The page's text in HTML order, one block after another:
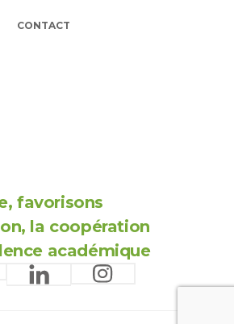
CONTACT
favorisons
la coopération
académique